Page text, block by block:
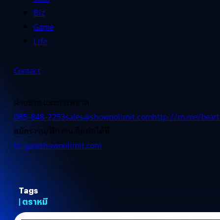
Biz
Game
Life
Contact
ฝ่ายขาย และการตลาด
085-848-2253sales@shownolimit.comhttp://m.me/
สมัครงาน/ฝึกงาน ติดต่อได้ที่
hr-ga@shownolimit.com
Tags
| ตราหมี